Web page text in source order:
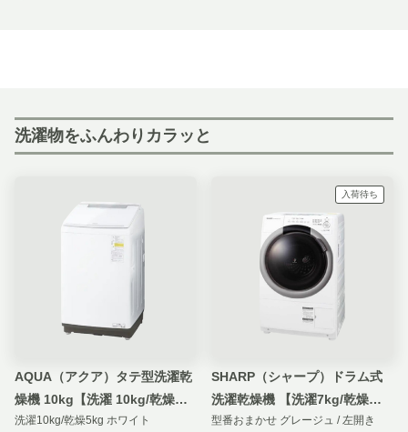
洗濯物をふんわりカラッと
AQUA（アクア）タテ型洗濯乾
燥機 10kg【洗濯 10kg/乾燥
5kg】
洗濯10kg/乾燥5kg ホワイト
入荷待ち
SHARP（シャープ）ドラム式
洗濯乾燥機 【洗濯7kg/乾燥
3.5kg】除菌・消臭機能搭載モ
型番おまかせ グレージュ / 左開き